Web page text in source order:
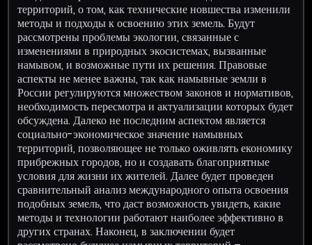
территорий, о том, как технические новшества изменили
методы и подходы к освоению этих земель. Будут
рассмотрены проблемы экологии, связанные с
изменениями в природных экосистемах, вызванные
намывом, и возможные пути их решения. Правовые
аспекты не менее важны, так как намывные земли в
России регулируются множеством законов и нормативов,
необходимость пересмотра и актуализации которых будет
обсуждена. Далеко не последним аспектом является
социально-экономическое значение намывных
территорий, позволяющее не только оживлять економику
прибрежных городов, но и создавать благоприятные
условия для жизни их жителей. Далее будет проведен
сравнительный анализ международного опыта освоения
подобных земель, что даст возможность увидеть, какие
методы и технологии работают наиболее эффективно в
других странах. Наконец, в заключении будет